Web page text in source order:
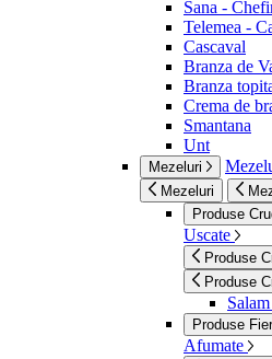
Sana -
Telemea -
Cascaval
Branza de
Branza
Crema de
Smantana
Unt
Mezeluri
Mezeluri
Produse
Uscate
Produse
Produse
Produse
Afumate